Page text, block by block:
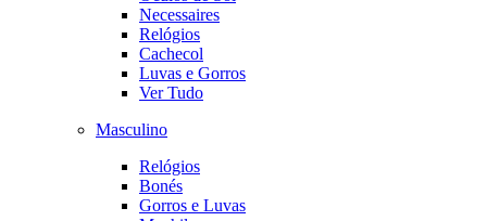
Necessaires
Relógios
Cachecol
Luvas e Gorros
Ver Tudo
Masculino
Relógios
Bonés
Gorros e Luvas